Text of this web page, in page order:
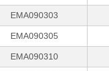
EMA090303
EMA090305
EMA090310